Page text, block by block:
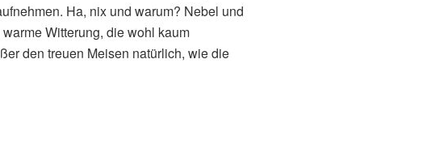
Ha, nix und warum? Nebel und
Witterung, die wohl kaum
den treuen Meisen natürlich, wie die